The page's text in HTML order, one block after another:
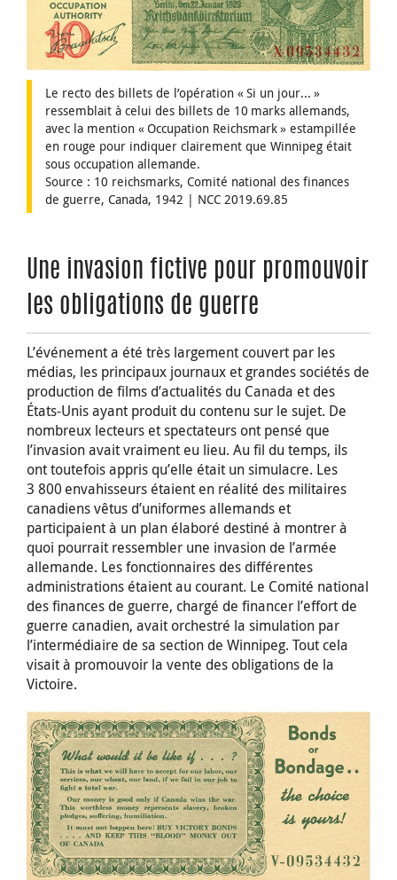
Le recto des billets de l’opération « Si un jour... »
ressemblait à celui des billets de 10 marks allemands,
avec la mention « Occupation Reichsmark » estampillée
en rouge pour indiquer clairement que Winnipeg était
sous occupation allemande.
Source : 10 reichsmarks, Comité national des finances
de guerre, Canada, 1942 | NCC 2019.69.85
Une invasion fictive pour promouvoir
les obligations de guerre
L’événement a été très largement couvert par les
médias, les principaux journaux et grandes sociétés de
production de films d’actualités du Canada et des
États-Unis ayant produit du contenu sur le sujet. De
nombreux lecteurs et spectateurs ont pensé que
l’invasion avait vraiment eu lieu. Au fil du temps, ils
ont toutefois appris qu’elle était un simulacre. Les
3 800 envahisseurs étaient en réalité des militaires
canadiens vêtus d’uniformes allemands et
participaient à un plan élaboré destiné à montrer à
quoi pourrait ressembler une invasion de l’armée
allemande. Les fonctionnaires des différentes
administrations étaient au courant. Le Comité national
des finances de guerre, chargé de financer l’effort de
guerre canadien, avait orchestré la simulation par
l’intermédiaire de sa section de Winnipeg. Tout cela
visait à promouvoir la vente des obligations de la
Victoire.